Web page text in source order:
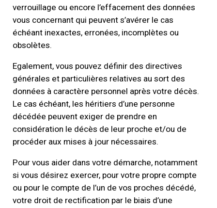
verrouillage ou encore l’effacement des données
vous concernant qui peuvent s’avérer le cas
échéant inexactes, erronées, incomplètes ou
obsolètes.
Egalement, vous pouvez définir des directives
générales et particulières relatives au sort des
données à caractère personnel après votre décès.
Le cas échéant, les héritiers d’une personne
décédée peuvent exiger de prendre en
considération le décès de leur proche et/ou de
procéder aux mises à jour nécessaires.
Pour vous aider dans votre démarche, notamment
si vous désirez exercer, pour votre propre compte
ou pour le compte de l’un de vos proches décédé,
votre droit de rectification par le biais d’une